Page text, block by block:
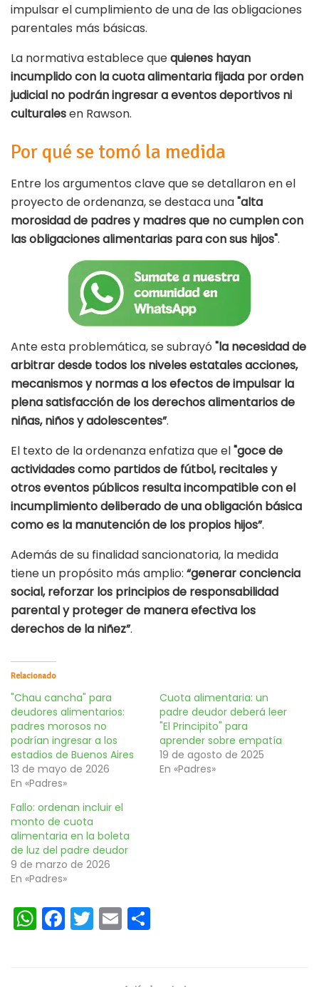
impulsar el cumplimiento de una de las obligaciones
parentales más básicas.
La normativa establece quequienes hayan
incumplido con la cuota alimentaria fijada por orden
judicial no podrán ingresar a eventos deportivos ni
culturalesen Rawson.
Por qué se tomó la medida
Entre los argumentos clave que se detallaron en el
proyecto de ordenanza, se destaca una"alta
morosidad de padres y madres que no cumplen con
las obligaciones alimentarias para con sus hijos".
Ante esta problemática, se subrayó "la necesidad de
arbitrar desde todos los niveles estatales acciones,
mecanismos y normas a los efectos de impulsar la
plena satisfacción de los derechos alimentarios de
niñas, niños y adolescentes”.
El texto de la ordenanza enfatiza que el"goce de
actividades como partidos de fútbol, recitales y
otros eventos públicos resulta incompatible con el
incumplimiento deliberado de una obligación básica
como es la manutención de los propios hijos”.
Además de su finalidad sancionatoria, la medida
tiene un propósito más amplio: “generar conciencia
social, reforzar los principios de responsabilidad
parental y proteger de manera efectiva los
derechos de la niñez”.
Relacionado
"Chau cancha" para
deudores alimentarios:
padres morosos no
podrían ingresar a los
estadios de Buenos Aires
13 de mayo de 2026
En «Padres»
Cuota alimentaria: un
padre deudor deberá leer
"El Principito" para
aprender sobre empatía
19 de agosto de 2025
En «Padres»
Fallo: ordenan incluir el
monto de cuota
alimentaria en la boleta
de luz del padre deudor
9 de marzo de 2026
En «Padres»
W Fa T
E